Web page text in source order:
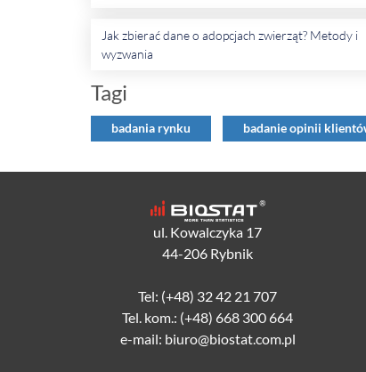
Jak zbierać dane o adopcjach zwierząt? Metody i
wyzwania
Tagi
badania rynku badanie opinii
ul. Kowalczyka 17
44-206 Rybnik
Tel: (+48) 32 42 21 707
Tel. kom.: (+48) 668 300 664
e-mail: biuro@biostat.com.pl